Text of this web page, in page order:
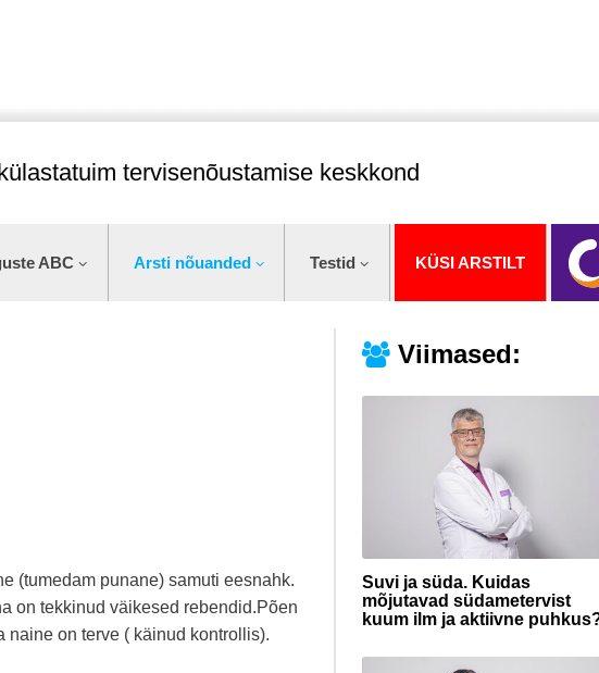
tervisenõustamise keskkond
ABC Arsti nõuanded Testid KÜSI ARSTILT
Viimased:
Suvi ja süda. Kuidas
mõjutavad südametervist
kuum ilm ja aktiivne
(tumedam punane) samuti eesnahk.
on tekkinud väikesed rebendid.Põen
naine on terve ( käinud kontrollis).